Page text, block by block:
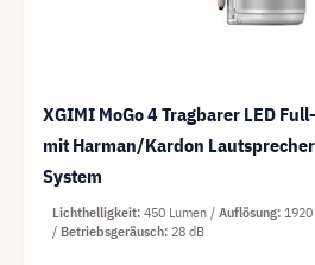
XGIMI MoGo 4 Tragbarer LED
mit Harman/Kardon
System
Lichthelligkeit 450 Lumen Auflösung
Betriebsgeräusch 28 dB